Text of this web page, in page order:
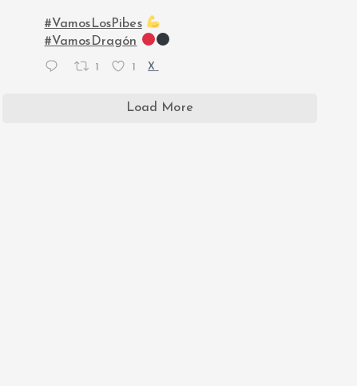
#VamosLosPibes
#VamosDragón
1 1 X
Load More